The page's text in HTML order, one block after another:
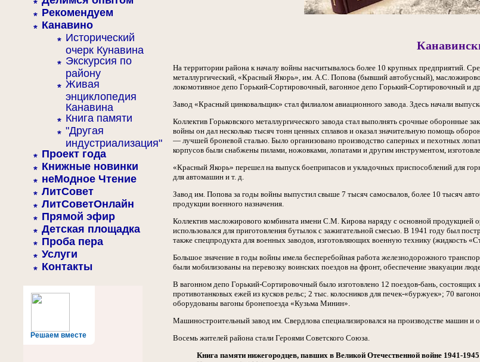
Рекомендуем
Канавино
Исторический
очерк Кунавина
Экскурсия по
району
Живая
энциклопедия
Канавина
Книга памяти
"Другая
индустриализация"
Проект года
Книжные новинки
неМодное Чтение
ЛитСовет
ЛитСоветОнлайн
Прямой эфир
Детская площадка
Проба пера
Услуги
Контакты
Решаем вместе
На территории района к началу войны насчитывалось более 10 крупных предприятий.
металлургический, «Красный Якорь», им. А.С. Попова (бывший автобусный),
локомотивное депо Горький-Сортировочный, вагонное депо Горький-Сортировочный и
Завод «Красный цинковальщик» стал филиалом авиационного завода. Здесь начали
Коллектив Горьковского металлургического завода стал выполнять срочные оборонные
войны он дал несколько тысяч тонн ценных сплавов и оказал значительную помощь
— лучшей броневой сталью. Было организовано производство саперных и пехотных
корпусов были снабжены пилами, ножовками, лопатами и другим инструментом,
«Красный Якорь» перешел на выпуск боеприпасов и укладочных приспособлений для
для автомашин и т. д.
Завод им. Попова за годы войны выпустил свыше 7 тысяч самосвалов, более 10 тысяч
продукции военного назначения.
Коллектив масложирового комбината имени С.М. Кирова наряду с основной
использовался для приготовления бутылок с зажигательной смесью. В 1941 году был
также спецпродукта для военных заводов, изготовляющих военную технику (жидкость
Большое значение в годы войны имела бесперебойная работа железнодорожного
были мобилизованы на перевозку воинских поездов на фронт, обеспечение эвакуации
В вагонном депо Горький-Сортировочный было изготовлено 12 поездов-бань,
противотанковых ежей из кусков рельс; 2 тыс. колосников для печек-«буржуек»; 70
оборудованы вагоны бронепоезда «Кузьма Минин».
Машиностроительный завод им. Свердлова специализировался на производстве машин и
Восемь жителей района стали Героями Советского Союза.
Книга памяти нижегородцев, павших в Великой Отечественной войне 1941-